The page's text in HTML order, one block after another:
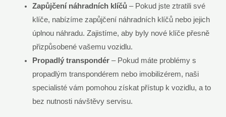
Zapůjčení náhradních klíčů – Pokud jste ztratili své
klíče, nabízíme zapůjčení náhradních klíčů nebo jejich
úplnou náhradu. Zajistíme, aby byly nové klíče přesně
přizpůsobené vašemu vozidlu.
Propadlý transpondér– Pokud máte problémy s
propadlým transpondérem nebo imobilizérem, naši
specialisté vám pomohou získat přístup k vozidlu, a to
bez nutnosti návštěvy servisu.